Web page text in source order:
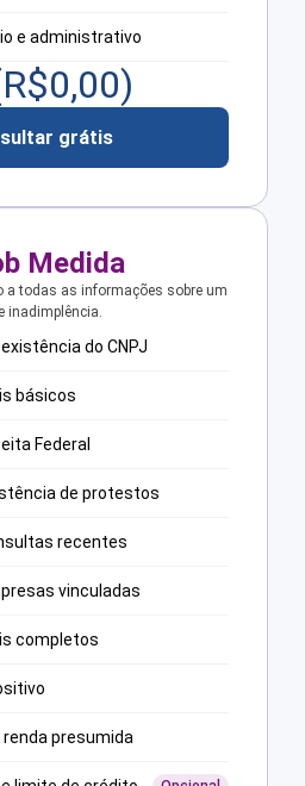
e administrativo
0,00)
grátis
Medida
a todas as informações sobre um
inadimplência.
do CNPJ
básicos
Federal
de protestos
recentes
vinculadas
completos
presumida